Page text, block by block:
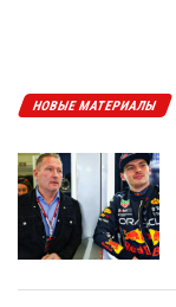
НОВЫЕ МАТЕРИАЛЫ